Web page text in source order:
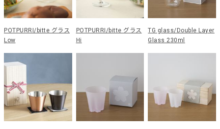
POTPURRI/bitte グラス
Low
POTPURRI/bitte グラス
Hi
TG glass/Double Layer
Glass 230ml